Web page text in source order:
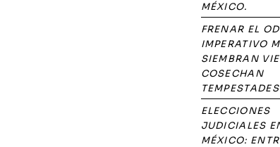
MÉXICO.
FRENAR EL
IMPERATIVO
SIEMBRAN
COSECHAN
TEMPESTADES
ELECCIONES
JUDICIALES
MÉXICO: